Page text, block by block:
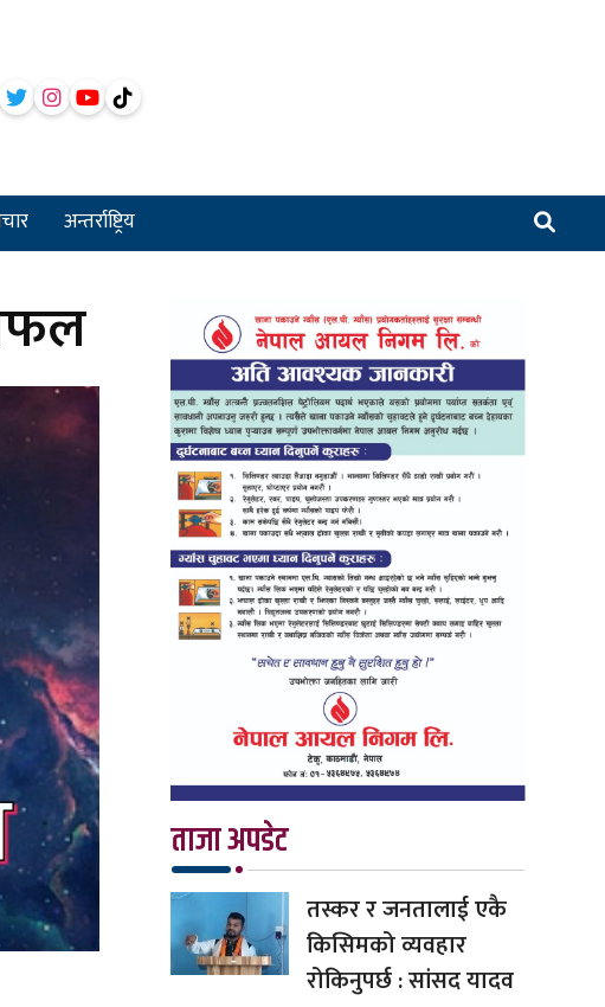
अन्तर्राष्ट्रिय
ताजा अपडेट
तस्कर र जनतालाई एकै
किसिमको व्यवहार
रोकिनुपर्छ : सांसद यादव